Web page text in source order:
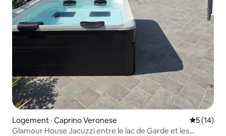
Logement · Caprino Veronese Note
5 (14)
Glamour House Jacuzzi entre le lac de Garde et les